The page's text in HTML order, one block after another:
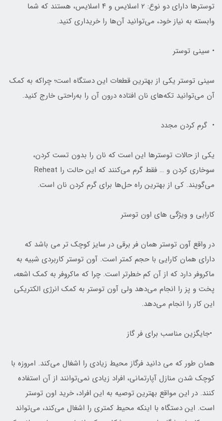
توسترها دارای دو نوع: ۲ اسلایس و ۴ اسلایس، هستند که شما
وابسته به نیاز خود، می‌توانید آن‌ها را خریداری کنید.
• سینی توستر
سینی توستر یکی از بهترین قطعات این دستگاه است؛ چراکه به کمک
آن می‌توانید تکه‌های نان افتاده درون آن را به‌راحتی خارج کنید.
• گرم کردن مجدد
یکی از حالات توسترها این است که نان را بدون تست کردن،
سوخاری کردن و … فقط گرم می‌کنند که این حالت را Reheat
می‌گویند. کی از بهترین راه حل‌ها برای گرم کردن نان است.
کارایی و ویژگی های اون توستر
در واقع آون توستر همان فر برقی در سایز کوچک تر می باشد که
دارای همان کارایی با حجم کمتر است. آون توستر کاربردی شبیه به
ماکروفر دارد که از آن کم خطرتر است. چرا که ماکروفر به کمک اشعه،
پخت و پز را انجام می‌دهد ولی آون توستر به کمک انرژی الکتریکی
این کار را انجام می‌دهد.
•جایگزین مناسب برای فر گاز
همان طور که می دانید فرگاز محیط زیادی را اشغال می‌کند. امروزه با
کوچک شدن منازل آپارتمانی، افراد زیادی نمی‌توانند از آن‌ استفاده
کنند. در این مواقع بهترین توصیه به این افراد، خرید اون توستر
است. این دستگاه با اینکه محیط کمتری را اشغال می‌کند، می‌تواند